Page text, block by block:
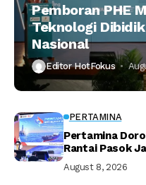
Pemboran PHE
Teknologi
Nasional
Editor HotFokus
PERTAMINA
Pertamina
Rantai Pasok
August 8, 2026